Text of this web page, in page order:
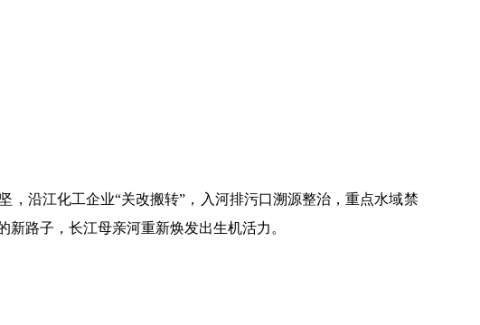
，沿江化工企业“关改搬转”，入河排污口溯源整治，重点水域禁
路子，长江母亲河重新焕发出生机活力。